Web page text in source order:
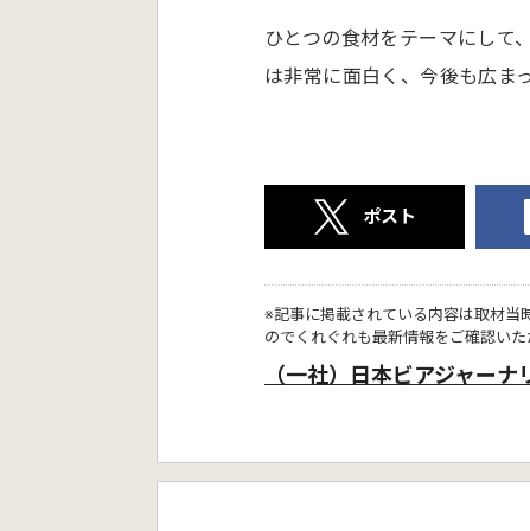
ひとつの食材をテーマにして
は非常に面白く、今後も広ま
ポスト
※記事に掲載されている内容は取材当
のでくれぐれも最新情報をご確認い
（一社）日本ビアジャー